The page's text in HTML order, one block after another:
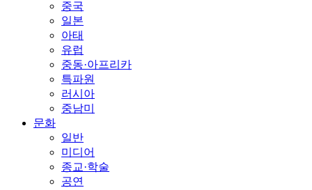
중국
일본
아태
유럽
중동·아프리카
특파원
러시아
중남미
문화
일반
미디어
종교·학술
공연